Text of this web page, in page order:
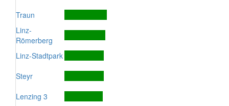
Traun
Linz-
Römerberg
Linz-Stadtpark
Steyr
Lenzing 3